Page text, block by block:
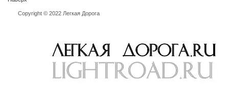
Copyright © 2022 Легкая Дорога